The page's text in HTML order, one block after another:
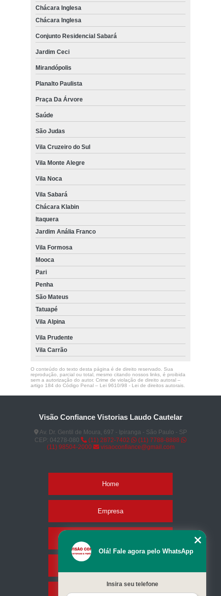
Chácara Inglesa
Chácara Inglesa
Conjunto Residencial Sabará
Jardim Ceci
Mirandópolis
Planalto Paulista
Praça Da Árvore
Saúde
São Judas
Vila Cruzeiro do Sul
Vila Monte Alegre
Vila Noca
Vila Sabará
Chácara Klabin
Itaquera
Jardim Anália Franco
Vila Formosa
Mooca
Pari
Penha
São Mateus
Tatuapé
Vila Alpina
Vila Prudente
Vila Carrão
O conteúdo do texto desta página é de direito reservado. Sua
reprodução, parcial ou total, mesmo citando nossos links, é proibida
sem a autorização do autor. Crime de violação de direito autoral –
artigo 184 do Código Penal – Lei 9610/98 - Lei de direitos autorais.
Visão Confiance Vistorias Laudo Cautelar
Av. Dr. Gentil de Moura, 697 - Ipiranga - São Paulo - SP
CEP: 04278-080
(11) 2872-7402
(11) 7788-8888
(11) 98504-2000
visaoconfiance@gmail.com
Home
Empresa
Contato
Olá! Fale agora pelo WhatsApp
Insira seu telefone